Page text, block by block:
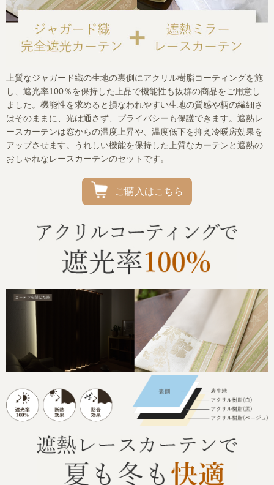
上質なジャガード織の生地の裏側にアクリル樹脂コーティングを施
し、遮光率100％を保持した上品で機能性も抜群の商品をご用意し
ました。機能性を求めると損なわれやすい生地の質感や柄の繊細さ
はそのままに、光は通さず、プライバシーも保護できます。遮熱レ
ースカーテンは窓からの温度上昇や、温度低下を抑え冷暖房効果を
アップさせます。うれしい機能を保持した上質なカーテンと遮熱の
おしゃれなレースカーテンのセットです。
ご購入はこちら